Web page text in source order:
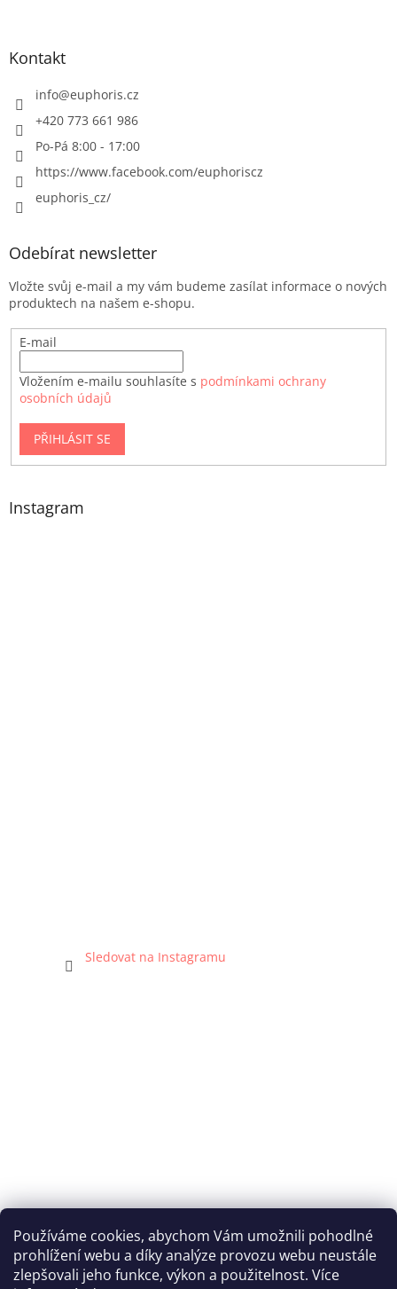
Používáme cookies, abychom Vám umožnili pohodlné
prohlížení webu a díky analýze provozu webu neustále
zlepšovali jeho funkce, výkon a použitelnost. Více
Kontakt
info@euphoris.cz
+420 773 661 986
Po-Pá 8:00 - 17:00
https://www.facebook.com/euphoriscz
euphoris_cz/
Odebírat newsletter
Vložte svůj e-mail a my vám budeme zasílat informace o nových
produktech na našem e-shopu.
E-mail
Vložením e-mailu souhlasíte s podmínkami ochrany
osobních údajů
PŘIHLÁSIT SE
Instagram
Sledovat na Instagramu
Katka Hromasová Foto